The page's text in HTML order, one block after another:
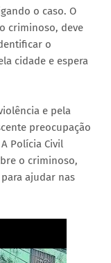
o caso. O
criminoso, deve
o
cidade e espera
e pela
preocupação
Polícia Civil
o criminoso,
ajudar nas